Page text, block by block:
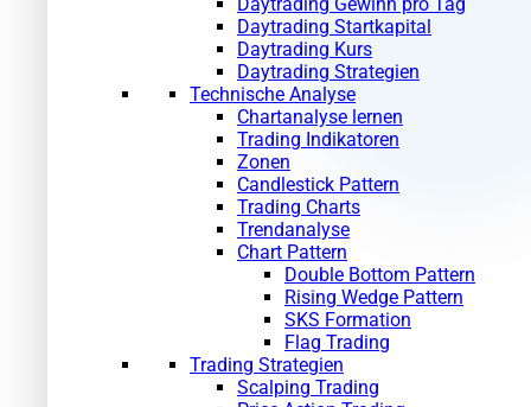
Daytrading Startkapital
Daytrading Kurs
Daytrading Strategien
Technische Analyse
Chartanalyse lernen
Trading Indikatoren
Zonen
Candlestick Pattern
Trading Charts
Trendanalyse
Chart Pattern
Double Bottom Pattern
Rising Wedge Pattern
SKS Formation
Flag Trading
Trading Strategien
Scalping Trading